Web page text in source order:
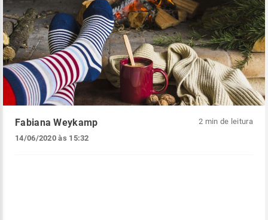
Fabiana Weykamp
14/06/2020 às 15:32
2 min de leitura